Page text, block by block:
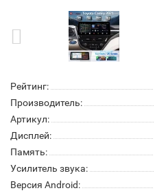
Рейтинг:
Производитель:
Артикул:
Дисплей:
Память:
Усилитель звука:
Версия Android: